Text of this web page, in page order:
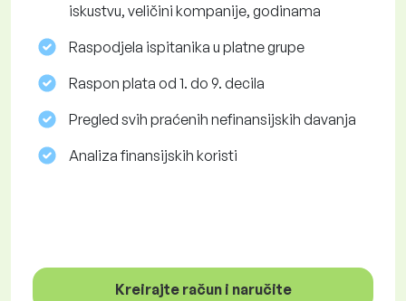
iskustvu, veličini kompanije, godinama
Raspodjela ispitanika u platne grupe
Raspon plata od 1. do 9. decila
Pregled svih praćenih nefinansijskih davanja
Analiza finansijskih koristi
Kreirajte račun i naručite